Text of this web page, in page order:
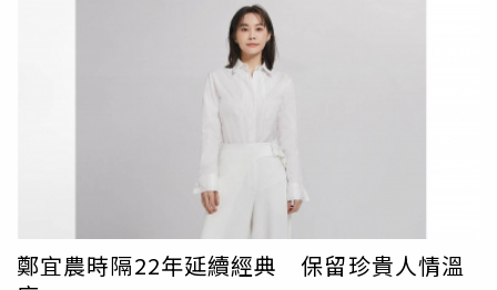
符合這首歌的心情與力度，把朝氣的感覺都吶喊出來！感覺
這首歌很適合樂天個性的我！」周祖安則是讓自己保持在非
常雀躍的心情下去錄音，「聽到這首歌就有一個每天快樂起
床做著自己熱愛的事的畫面，也對於整首歌非常有構想，是
一首正能量且十分有朝氣的歌曲，我也試著用這樣的心境去
完成配唱。」林煥鈞笑說：「看到歌詞的第一印象是覺得這
首歌滿可愛的，感覺很適合文廷！」而他在錄音時想像自己
正度過最開心的一天，很慵懶、很舒服、正向又充滿笑容。
鄭宜農時隔22年延續經典 保留珍貴人情溫